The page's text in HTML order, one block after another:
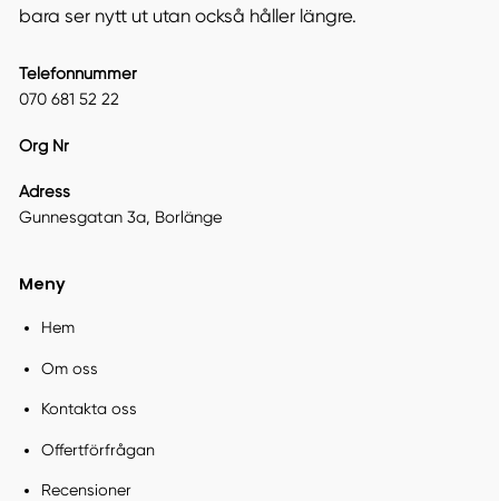
bara ser nytt ut utan också håller längre.
Telefonnummer
070 681 52 22
Org Nr
Adress
Gunnesgatan 3a, Borlänge
Meny
Hem
Om oss
Kontakta oss
Offertförfrågan
Recensioner